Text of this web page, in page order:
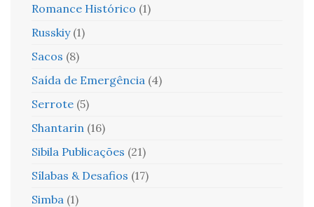
Romance Histórico (1)
Russkiy (1)
Sacos (8)
Saída de Emergência (4)
Serrote (5)
Shantarin (16)
Sibila Publicações (21)
Sílabas & Desafios (17)
Simba (1)